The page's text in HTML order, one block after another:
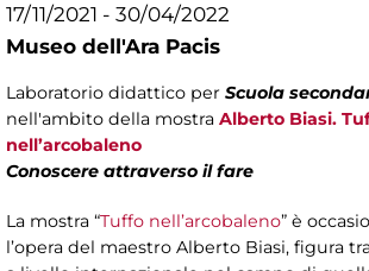
17/11/2021 - 30/04/2022
Museo dell'Ara Pacis
Laboratorio didattico per Scuola
nell'ambito della mostra Alberto Biasi.
nell’arcobaleno
Conoscere attraverso il fare
La mostra “Tuffo nell’arcobaleno” è
l’opera del maestro Alberto Biasi, figura